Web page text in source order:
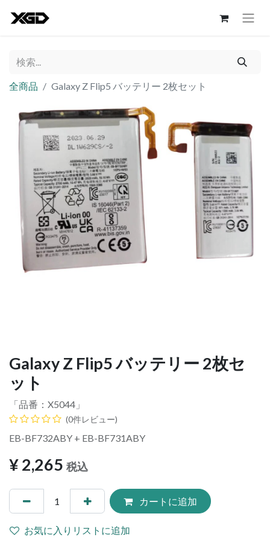
全商品 Galaxy Z Flip5 バッテリー 2枚セット
Galaxy Z Flip5 バッテリー 2枚セ
ット
「品番： X5044 」
(0件レビュー)
EB-BF732ABY + EB-BF731ABY
¥2,265 税込
カートに追加
お気に入りリストに追加